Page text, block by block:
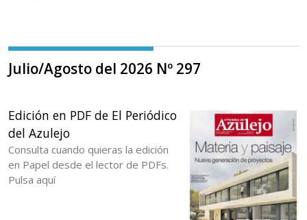
Julio/Agosto del 2026 Nº 297
Edición en PDF de El Periódico
del Azulejo
Consulta cuando quieras la edición
en Papel desde el lector de PDFs.
Pulsa aquí